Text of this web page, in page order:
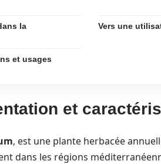
la
Vers une
et usages
et
, est une plante herbacée
dans les régions